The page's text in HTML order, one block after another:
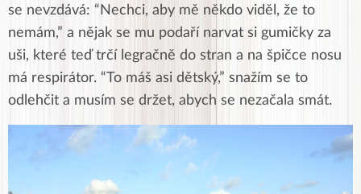
se nevzdává: “Nechci, aby mě někdo viděl, že to
nemám,” a nějak se mu podaří narvat si gumičky za
uši, které teď trčí legračně do stran a na špičce nosu
má respirátor. “To máš asi dětský,” snažím se to
odlehčit a musím se držet, abych se nezačala smát.